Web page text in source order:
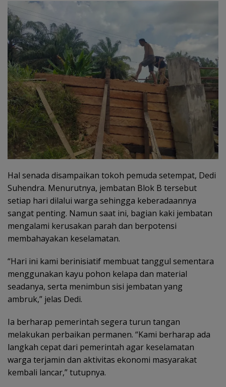
Hal senada disampaikan tokoh pemuda setempat, Dedi
Suhendra. Menurutnya, jembatan Blok B tersebut
setiap hari dilalui warga sehingga keberadaannya
sangat penting. Namun saat ini, bagian kaki jembatan
mengalami kerusakan parah dan berpotensi
membahayakan keselamatan.
“Hari ini kami berinisiatif membuat tanggul sementara
menggunakan kayu pohon kelapa dan material
seadanya, serta menimbun sisi jembatan yang
ambruk,” jelas Dedi.
Ia berharap pemerintah segera turun tangan
melakukan perbaikan permanen. “Kami berharap ada
langkah cepat dari pemerintah agar keselamatan
warga terjamin dan aktivitas ekonomi masyarakat
kembali lancar,” tutupnya.